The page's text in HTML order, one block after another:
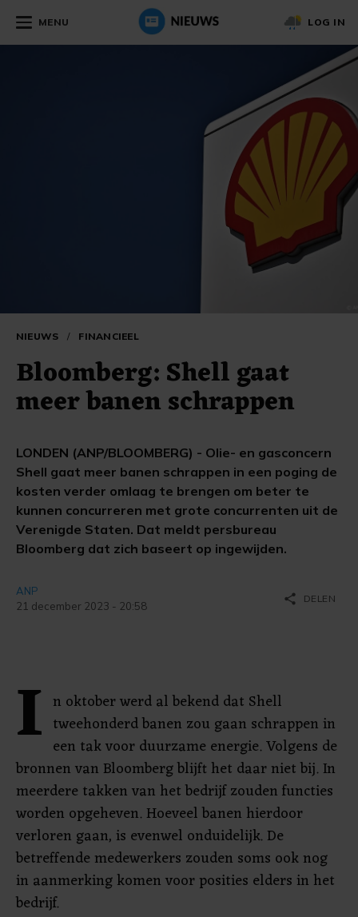
MENU LOG IN
NIEUWS / FINANCIEEL
Bloomberg: Shell gaat
meer banen schrappen
LONDEN (ANP/BLOOMBERG) - Olie- en gasconcern
Shell gaat meer banen schrappen in een poging de
kosten verder omlaag te brengen om beter te
kunnen concurreren met grote concurrenten uit de
Verenigde Staten. Dat meldt persbureau
Bloomberg dat zich baseert op ingewijden.
ANP
21 december 2023 - 20:58
share DELEN
I n oktober werd al bekend dat Shell
tweehonderd banen zou gaan schrappen in
een tak voor duurzame energie. Volgens de
bronnen van Bloomberg blijft het daar niet bij. In
meerdere takken van het bedrijf zouden functies
worden opgeheven. Hoeveel banen hierdoor
verloren gaan, is evenwel onduidelijk. De
betreffende medewerkers zouden soms ook nog
in aanmerking komen voor posities elders in het
bedrijf.